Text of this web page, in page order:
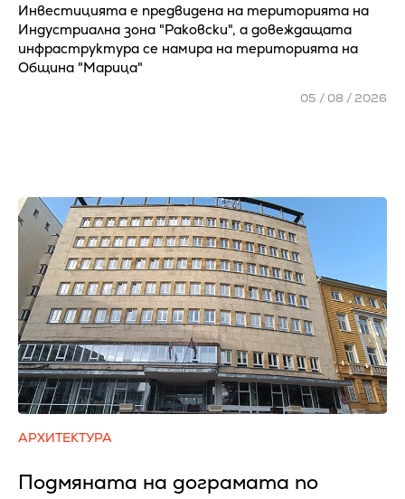
Инвестицията е предвидена на територията на
Индустриална зона "Раковски", а довеждащата
инфраструктура се намира на територията на
Община "Марица"
05 / 08 / 2026
АРХИТЕКТУРА
Подмяната на дограмата по